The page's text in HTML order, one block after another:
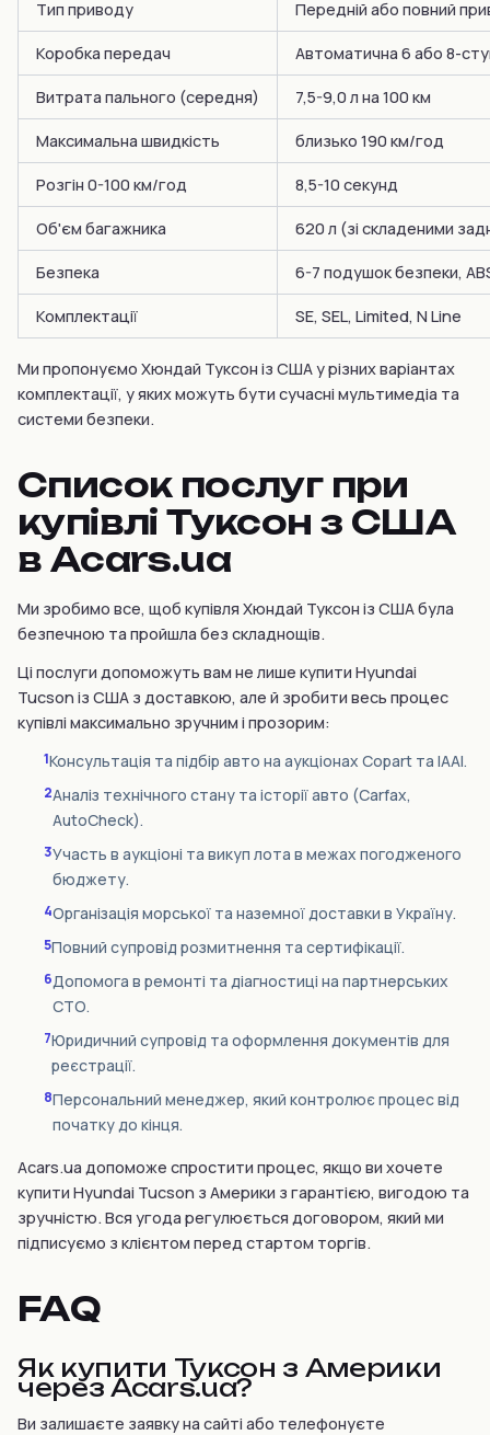
Тип приводу Передній або повний
Коробка передач Автоматична 6 або 8-
Витрата пального (середня) 7,5-9,0 л на 100 км
Максимальна швидкість близько 190 км/год
Розгін 0-100 км/год 8,5-10 секунд
Об'єм багажника 620 л (зі складеними
Безпека 6-7 подушок безпеки,
Комплектації SE, SEL, Limited, N Line
Ми пропонуємо Хюндай Туксон із США у різних варіантах
комплектації, у яких можуть бути сучасні мультимедіа та
системи безпеки.
Список послуг при
купівлі Туксон з США
в Acars.ua
Ми зробимо все, щоб купівля Хюндай Туксон із США була
безпечною та пройшла без складнощів.
Ці послуги допоможуть вам не лише купити Hyundai
Tucson із США з доставкою, але й зробити весь процес
купівлі максимально зручним і прозорим:
1Консультація та підбір авто на аукціонах Copart та IAAI.
2Аналіз технічного стану та історії авто (Carfax,
AutoCheck).
3Участь в аукціоні та викуп лота в межах погодженого
бюджету.
4Організація морської та наземної доставки в Україну.
5Повний супровід розмитнення та сертифікації.
6Допомога в ремонті та діагностиці на партнерських
СТО.
7Юридичний супровід та оформлення документів для
реєстрації.
8Персональний менеджер, який контролює процес від
початку до кінця.
Acars.ua допоможе спростити процес, якщо ви хочете
купити Hyundai Tucson з Америки з гарантією, вигодою та
зручністю. Вся угода регулюється договором, який ми
підписуємо з клієнтом перед стартом торгів.
FAQ
Як купити Туксон з Америки
через Acars.ua?
Ви залишаєте заявку на сайті або телефонуєте